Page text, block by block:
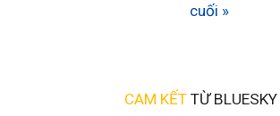
cuối »
CAM KẾT TỪ BLUESKY